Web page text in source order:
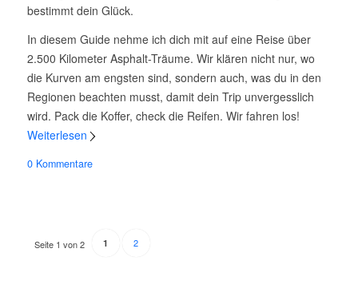
bestimmt dein Glück.
In diesem Guide nehme ich dich mit auf eine Reise über
2.500 Kilometer Asphalt-Träume. Wir klären nicht nur, wo
die Kurven am engsten sind, sondern auch, was du in den
Regionen beachten musst, damit dein Trip unvergesslich
wird. Pack die Koffer, check die Reifen. Wir fahren los!
Weiterlesen
0 Kommentare
Seite 1 von 2 1 2